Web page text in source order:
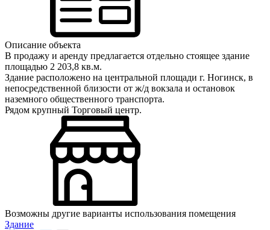
Описание объекта
В продажу и аренду предлагается отдельно стоящее здание
площадью 2 203,8 кв.м.
Здание расположено на центральной площади г. Ногинск, в
непосредственной близости от ж/д вокзала и остановок
наземного общественного транспорта.
Рядом крупный Торговый центр.
Возможны другие варианты использования помещения
Здание